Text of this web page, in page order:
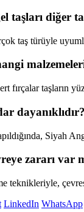
taşları diğer
taş türüyle
fırçalar taşların
dayanıklıdır?
Siyah
zararı var
teknikleriyle,
LinkedIn WhatsApp